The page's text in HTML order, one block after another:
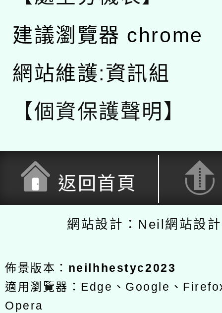
建議瀏覽器 chrome
網站維護:資訊組
【個資保護聲明】
返回首頁
網站設計：Neil網站設
佈景版本： neilhhestyc2023
適用瀏覽器：Edge、Google、
Opera